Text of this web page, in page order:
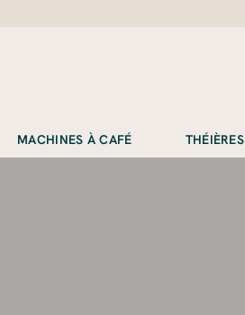
MACHINES À CAFÉ THÉIÈRES